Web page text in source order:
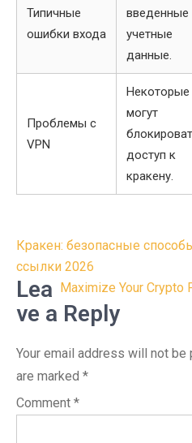
Типичные
ошибки входа
введенные
учетные
данные.
Проблемы с
VPN
Некоторые
могут
доступ к
кракену.
Post
navigation
Кракен: безопасные
ссылки 2026
Maximize Your Crypto
Lea
ve a Reply
Your email address will not be
are marked *
Comment *